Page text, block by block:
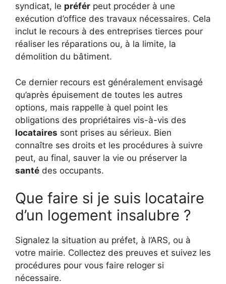
syndicat, le préfér peut procéder à une
exécution d’office des travaux nécessaires. Cela
inclut le recours à des entreprises tierces pour
réaliser les réparations ou, à la limite, la
démolition du bâtiment.
Ce dernier recours est généralement envisagé
qu’après épuisement de toutes les autres
options, mais rappelle à quel point les
obligations des propriétaires vis-à-vis des
locataires sont prises au sérieux. Bien
connaître ses droits et les procédures à suivre
peut, au final, sauver la vie ou préserver la
santé des occupants.
Que faire si je suis locataire
d’un logement insalubre ?
Signalez la situation au préfet, à l’ARS, ou à
votre mairie. Collectez des preuves et suivez les
procédures pour vous faire reloger si
nécessaire.